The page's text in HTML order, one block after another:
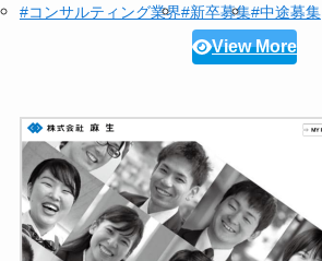
#コンサルティング業界#新卒募集#中途募集
View More